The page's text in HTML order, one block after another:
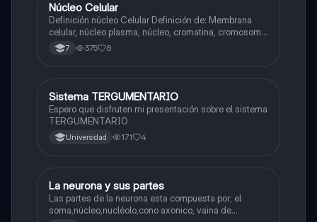
Biologia
Núcleo Celular
Definición núcleo Celular Definición de: Membrana
celular, núcleo plasma, núcleo, cromatina, cromosoma
Interfase Fases de la interfase
7 375 8
Biologia
Sistema TERGUMENTARIO
Espero que disfruten mi presentación sobre el sistema
TERGUMENTARIO
Universidad 171 4
Biologia
La neurona y sus partes
Las partes de la neurona esta compuesta por; el
soma,núcleo,nucléolo,cono axonico, vaina de